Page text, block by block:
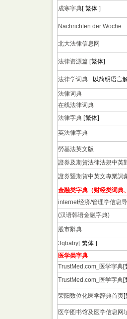
成寒字典[ 繁体 ]
Nachrichten der Woche
北大法律信息网
法律资源篇 [繁体]
法律学词典 - 以简明语言
法律词典
在线法律词典
法律字典 [繁体]
英法律字典
勞基法英文版
證券及期貨法律法規中英
證券暨期貨中英文專業詞
金融类字典（财经类词典
internet经济/管理学信息
(汉语韩语金融字典)
股市辭典
3qbaby[ 繁体 ]
医学类字典
TrustMed.com _医学字典[
TrustMed.com _医学字典[
荣阳数位化医学辞典首页[
医学图书馆及医学信息网